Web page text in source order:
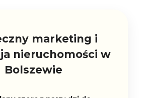
marketing i
nieruchomości w
Bolszewie